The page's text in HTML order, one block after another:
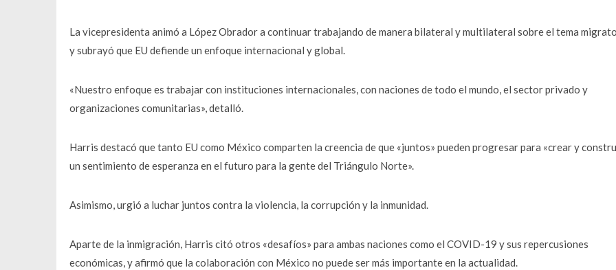
La vicepresidenta animó a López Obrador a continuar trabajando de manera bilateral y multilateral sobre el tema
y subrayó que EU defiende un enfoque internacional y global.
«Nuestro enfoque es trabajar con instituciones internacionales, con naciones de todo el mundo, el sector privado y
organizaciones comunitarias», detalló.
Harris destacó que tanto EU como México comparten la creencia de que «juntos» pueden progresar para «crear y
un sentimiento de esperanza en el futuro para la gente del Triángulo Norte».
Asimismo, urgió a luchar juntos contra la violencia, la corrupción y la inmunidad.
Aparte de la inmigración, Harris citó otros «desafíos» para ambas naciones como el COVID-19 y sus repercusiones
económicas, y afirmó que la colaboración con México no puede ser más importante en la actualidad.